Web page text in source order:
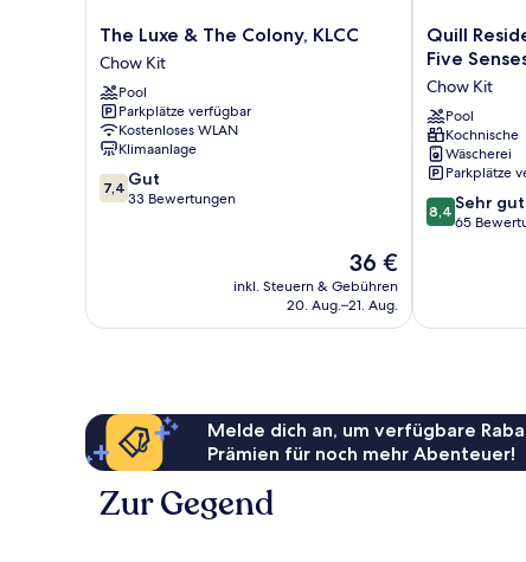
The
Luxe
&
The
Colony,
KLCC
Chow
Kit
The Luxe & The Colony, KLCC
Chow Kit
Pool
Parkplätze verfügbar
Kostenloses WLAN
Klimaanlage
7.4
von
7,4 Gut
33 Bewertungen
Der
Preis
beträgt
36 €
inkl. Steuern & Gebühren
20. Aug.–21. Aug.
Quill
Residences
Lumpur,
Five
Senses
Chow
Kit
Quill
Five
Chow Kit
Pool
Kochnische
Wäscherei
Parkplätze
8.4
von
8,4 Sehr gut
65
Melde dich an, um verfügbare
Prämien für noch mehr Abenteuer!
Zur Gegend